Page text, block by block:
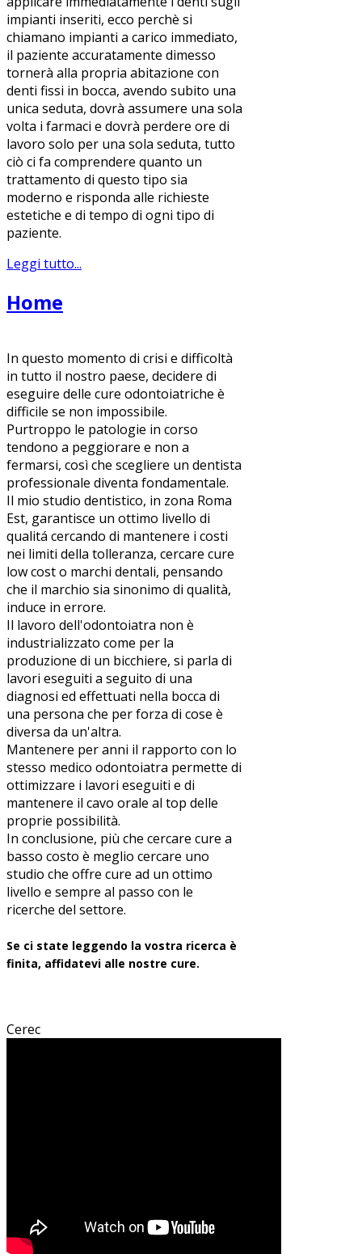
impianti inseriti, ecco perchè si
chiamano impianti a carico immediato,
il paziente accuratamente dimesso
tornerà alla propria abitazione con
denti fissi in bocca, avendo subito una
unica seduta, dovrà assumere una sola
volta i farmaci e dovrà perdere ore di
lavoro solo per una sola seduta, tutto
ciò ci fa comprendere quanto un
trattamento di questo tipo sia
moderno e risponda alle richieste
estetiche e di tempo di ogni tipo di
paziente.
Leggi tutto...
Home
In questo momento di crisi e difficoltà
in tutto il nostro paese, decidere di
eseguire delle cure odontoiatriche è
difficile se non impossibile.
Purtroppo le patologie in corso
tendono a peggiorare e non a
fermarsi, così che scegliere un dentista
professionale diventa fondamentale.
Il mio studio dentistico, in zona Roma
Est, garantisce un ottimo livello di
qualitá cercando di mantenere i costi
nei limiti della tolleranza, cercare cure
low cost o marchi dentali, pensando
che il marchio sia sinonimo di qualità,
induce in errore.
Il lavoro dell'odontoiatra non è
industrializzato come per la
produzione di un bicchiere, si parla di
lavori eseguiti a seguito di una
diagnosi ed effettuati nella bocca di
una persona che per forza di cose è
diversa da un'altra.
Mantenere per anni il rapporto con lo
stesso medico odontoiatra permette di
ottimizzare i lavori eseguiti e di
mantenere il cavo orale al top delle
proprie possibilità.
In conclusione, più che cercare cure a
basso costo è meglio cercare uno
studio che offre cure ad un ottimo
livello e sempre al passo con le
ricerche del settore.
Se ci state leggendo la vostra ricerca è
finita, affidatevi alle nostre cure.
Cerec